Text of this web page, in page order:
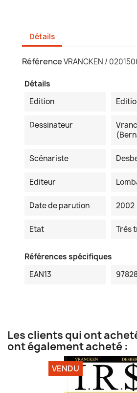
Détails
RéférenceVRANCKEN /
Détails
Edition
Dessinateur
Scénariste
Editeur
Date de parution 2002
Etat Très
Références spécifiques
EAN13
Les clients qui ont
ont également acheté :
VENDU